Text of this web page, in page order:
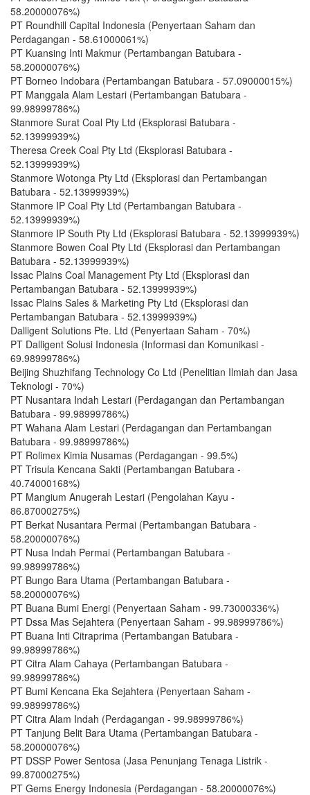
58.20000076%)
PT Roundhill Capital Indonesia (Penyertaan Saham dan
Perdagangan - 58.61000061%)
PT Kuansing Inti Makmur (Pertambangan Batubara -
58.20000076%)
PT Borneo Indobara (Pertambangan Batubara - 57.09000015%)
PT Manggala Alam Lestari (Pertambangan Batubara -
99.98999786%)
Stanmore Surat Coal Pty Ltd (Eksplorasi Batubara -
52.13999939%)
Theresa Creek Coal Pty Ltd (Eksplorasi Batubara -
52.13999939%)
Stanmore Wotonga Pty Ltd (Eksplorasi dan Pertambangan
Batubara - 52.13999939%)
Stanmore IP Coal Pty Ltd (Pertambangan Batubara -
52.13999939%)
Stanmore IP South Pty Ltd (Eksplorasi Batubara - 52.13999939%)
Stanmore Bowen Coal Pty Ltd (Eksplorasi dan Pertambangan
Batubara - 52.13999939%)
Issac Plains Coal Management Pty Ltd (Eksplorasi dan
Pertambangan Batubara - 52.13999939%)
Issac Plains Sales & Marketing Pty Ltd (Eksplorasi dan
Pertambangan Batubara - 52.13999939%)
Dalligent Solutions Pte. Ltd (Penyertaan Saham - 70%)
PT Dalligent Solusi Indonesia (Informasi dan Komunikasi -
69.98999786%)
Beijing Shuzhifang Technology Co Ltd (Penelitian Ilmiah dan Jasa
Teknologi - 70%)
PT Nusantara Indah Lestari (Perdagangan dan Pertambangan
Batubara - 99.98999786%)
PT Wahana Alam Lestari (Perdagangan dan Pertambangan
Batubara - 99.98999786%)
PT Rolimex Kimia Nusamas (Perdagangan - 99.5%)
PT Trisula Kencana Sakti (Pertambangan Batubara -
40.74000168%)
PT Mangium Anugerah Lestari (Pengolahan Kayu -
86.87000275%)
PT Berkat Nusantara Permai (Pertambangan Batubara -
58.20000076%)
PT Nusa Indah Permai (Pertambangan Batubara -
99.98999786%)
PT Bungo Bara Utama (Pertambangan Batubara -
58.20000076%)
PT Buana Bumi Energi (Penyertaan Saham - 99.73000336%)
PT Dssa Mas Sejahtera (Penyertaan Saham - 99.98999786%)
PT Buana Inti Citraprima (Pertambangan Batubara -
99.98999786%)
PT Citra Alam Cahaya (Pertambangan Batubara -
99.98999786%)
PT Bumi Kencana Eka Sejahtera (Penyertaan Saham -
99.98999786%)
PT Citra Alam Indah (Perdagangan - 99.98999786%)
PT Tanjung Belit Bara Utama (Pertambangan Batubara -
58.20000076%)
PT DSSP Power Sentosa (Jasa Penunjang Tenaga Listrik -
99.87000275%)
PT Gems Energy Indonesia (Perdagangan - 58.20000076%)